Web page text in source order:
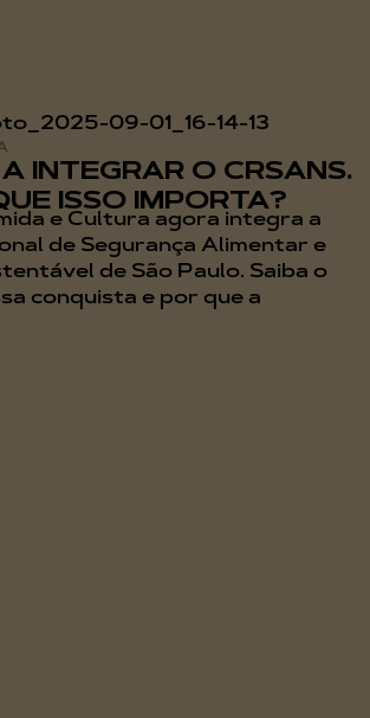
A INTEGRAR O CRSANS.
ISSO IMPORTA?
e Cultura agora integra a
de Segurança Alimentar e
de São Paulo. Saiba o
conquista e por que a